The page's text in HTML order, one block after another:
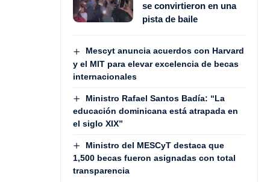
se convirtieron en una
pista de baile
Mescyt anuncia acuerdos con Harvard
y el MIT para elevar excelencia de becas
internacionales
Ministro Rafael Santos Badía: “La
educación dominicana está atrapada en
el siglo XIX”
Ministro del MESCyT destaca que
1,500 becas fueron asignadas con total
transparencia